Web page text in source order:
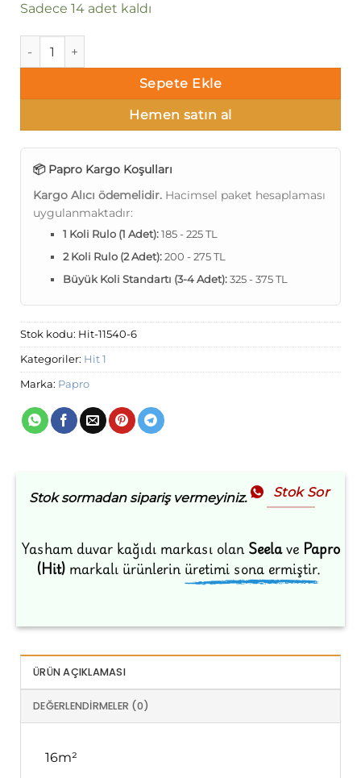
Sadece 14 adet kaldı
Papro Hit Vol1 11540-6 Duvar Kağıdı 16m² adet
Sepete Ekle
Hemen satın al
📦 Papro Kargo Koşulları
Kargo Alıcı ödemelidir. Hacimsel paket hesaplaması
uygulanmaktadır:
1 Koli Rulo (1 Adet):185 - 225 TL
2 Koli Rulo (2 Adet):200 - 275 TL
Büyük Koli Standartı (3-4 Adet):325 - 375 TL
Stok kodu: Hit-11540-6
Kategoriler: Hit 1
Marka: Papro
Stok sormadan sipariş vermeyiniz. Stok Sor
Yasham duvar kağıdı markası olanSeelave Papro
(Hit)markalı ürünlerinüretimi sona ermiştir.
ÜRÜN AÇIKLAMASI
DEĞERLENDIRMELER (0)
16m²